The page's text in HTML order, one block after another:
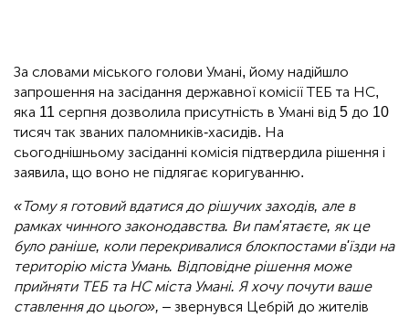
За словами міського голови Умані, йому надійшло
запрошення на засідання державної комісії ТЕБ та НС,
яка 11 серпня дозволила присутність в Умані від 5 до 10
тисяч так званих паломників-хасидів. На
сьогоднішньому засіданні комісія підтвердила рішення і
заявила, що воно не підлягає коригуванню.
«Тому я готовий вдатися до рішучих заходів, але в
рамках чинного законодавства. Ви пам'ятаєте, як це
було раніше, коли перекривалися блокпостами в'їзди на
територію міста Умань. Відповідне рішення може
прийняти ТЕБ та НС міста Умані. Я хочу почути ваше
ставлення до цього», – звернувся Цебрій до жителів